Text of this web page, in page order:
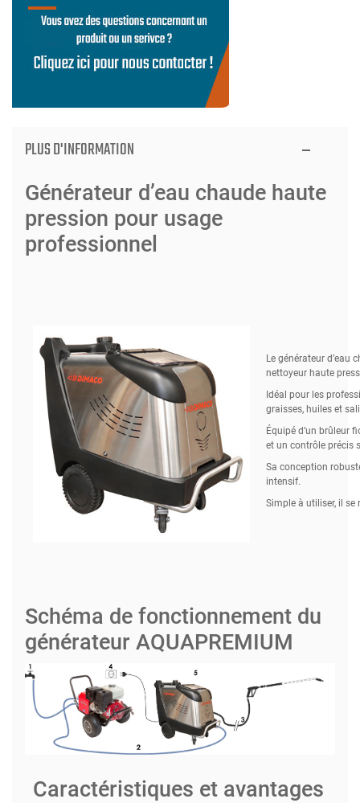
PLUS D'INFORMATION
Générateur d’eau chaude haute
pression pour usage
professionnel
Le générateur d’eau
nettoyeur haute
Idéal pour les
graisses, huiles et
Équipé d’un brûleur
et un contrôle précis
Sa conception
intensif.
Simple à utiliser, il
Schéma de fonctionnement du
générateur AQUAPREMIUM
Caractéristiques et avantages